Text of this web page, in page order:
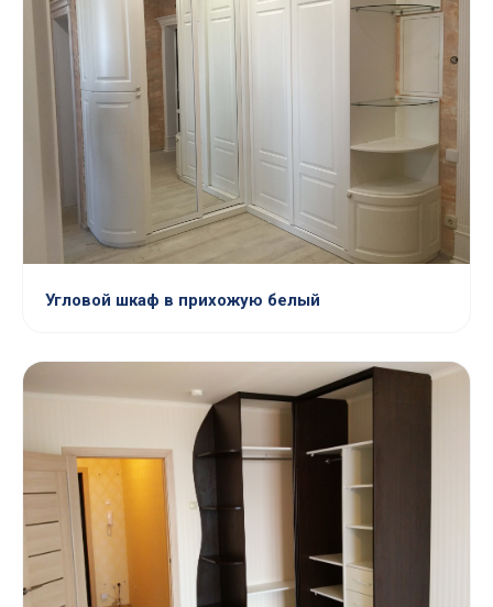
Угловой шкаф в прихожую белый